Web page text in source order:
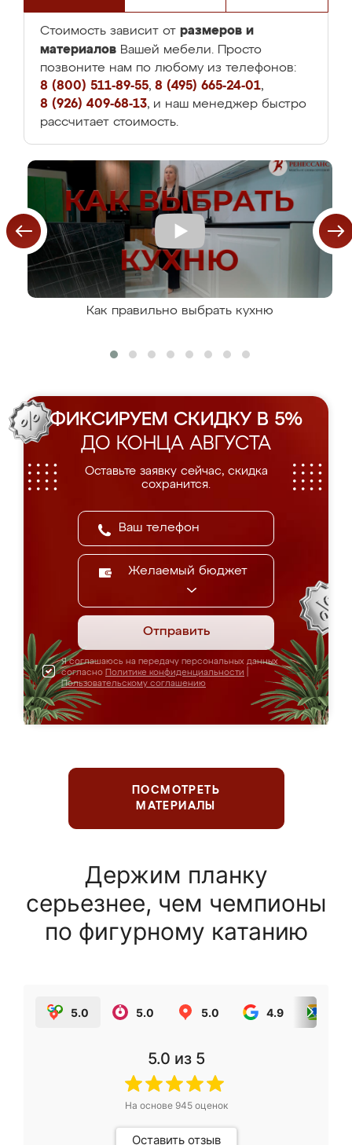
Стоимость зависит от размеров и
материалов Вашей мебели. Просто
позвоните нам по любому из телефонов:
8 (800) 511-89-55, 8 (495) 665-24-01,
8 (926) 409-68-13, и наш менеджер быстро
рассчитает стоимость.
Как правильно выбрать кухню
ФИКСИРУЕМ СКИДКУ В 5%
ДО КОНЦА АВГУСТА
Оставьте заявку сейчас, скидка
сохранится.
Желаемый бюджет
Отправить
Я соглашаюсь на передачу персональных данных
согласно Политике конфиденциальности
Пользовательскому соглашению
ПОСМОТРЕТЬ
МАТЕРИАЛЫ
Держим планку
серьезнее, чем чемпионы
по фигурному катанию
5.0 5.0 5.0 4.9
5.0 из 5
На основе 945оценок
Оставить отзыв